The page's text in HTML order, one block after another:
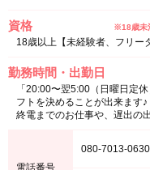
資格 ※18歳未
18歳以上【未経験者、フリー
勤務時間・出勤日
「20:00〜翌5:00（日曜日定
フトを決めることが出来ます♪
終電までのお仕事や、遅出の
電話番号
080-7013-0630